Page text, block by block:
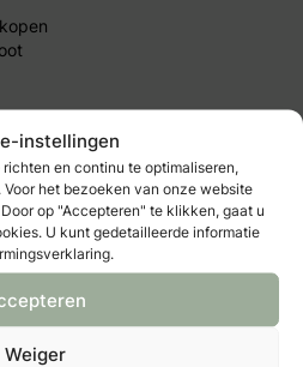
instellingen
en continu te optimaliseren,
het bezoeken van onze website
op "Accepteren" te klikken, gaat u
U kunt gedetailleerde informatie
Weiger
er?
huwelijkscadeau?